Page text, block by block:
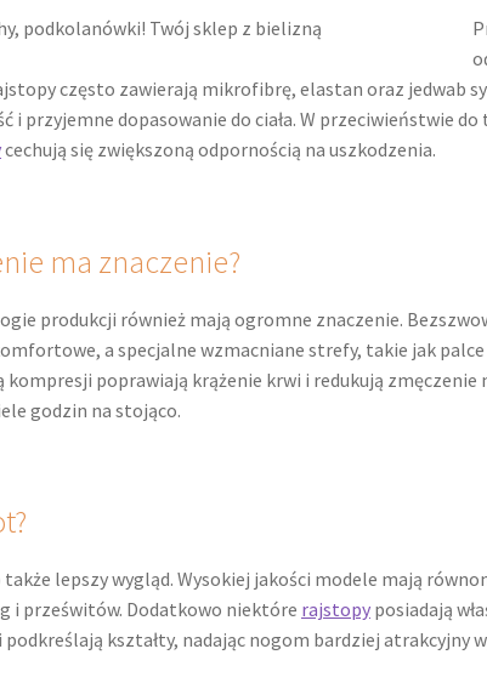
często zawierają mikrofibrę, elastan oraz jedwab
i przyjemne dopasowanie do ciała. W przeciwieństwie
cechują się zwiększoną odpornością na uszkodzenia.
ma znaczenie?
produkcji również mają ogromne znaczenie.
a specjalne wzmacniane strefy, takie jak palce
poprawiają krążenie krwi i redukują zmęczenie
godzin na stojąco.
lepszy wygląd. Wysokiej jakości modele mają
i prześwitów. Dodatkowo niektóre rajstopy posiadają
podkreślają kształty, nadając nogom bardziej atrakcyjny